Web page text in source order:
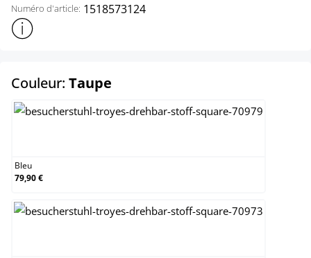
Numéro d'article: 1518573124
Afficher plus d'informations sur le produit
Couleur: Taupe
Bleu
79,90 €